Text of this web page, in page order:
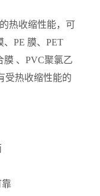
热收缩性能，可
PE 膜、PET
膜 、PVC聚氯乙
受热收缩性能的